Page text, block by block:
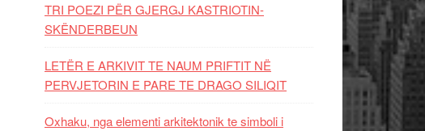
TRI POEZI PËR GJERGJ KASTRIOTIN-
SKËNDERBEUN
LETËR E ARKIVIT TE NAUM PRIFTIT NË
PERVJETORIN E PARE TE DRAGO SILIQIT
Oxhaku, nga elementi arkitektonik te simboli i